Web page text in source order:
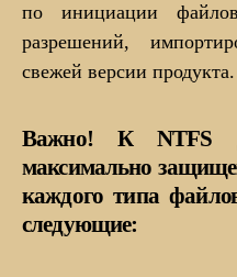
по инициации
разрешений,
свежей версии продукта.
Важно! К NTFS
максимально
каждого типа
следующие: